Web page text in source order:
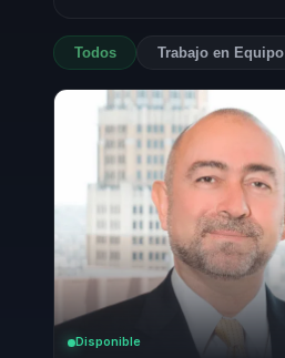
Todos Trabajo en Equipo
Disponible